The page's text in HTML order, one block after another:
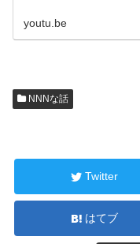
youtu.be
NNNな話
Twitter
はてブ